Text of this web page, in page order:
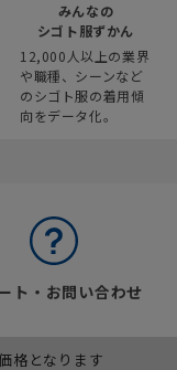
みんなの
シゴト服ずかん
12,000人以上の業界
や職種、シーンなど
のシゴト服の着用傾
向をデータ化。
ト・お問い合わせ
格となります